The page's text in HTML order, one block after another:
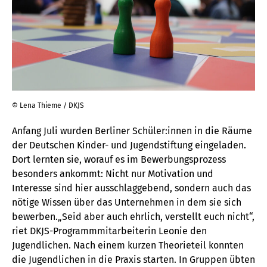
© Lena Thieme / DKJS
Anfang Juli wurden Berliner Schüler:innen in die Räume
der Deutschen Kinder- und Jugendstiftung eingeladen.
Dort lernten sie, worauf es im Bewerbungsprozess
besonders ankommt: Nicht nur Motivation und
Interesse sind hier ausschlaggebend, sondern auch das
nötige Wissen über das Unternehmen in dem sie sich
bewerben.„Seid aber auch ehrlich, verstellt euch nicht“,
riet DKJS-Programmmitarbeiterin Leonie den
Jugendlichen. Nach einem kurzen Theorieteil konnten
die Jugendlichen in die Praxis starten. In Gruppen übten